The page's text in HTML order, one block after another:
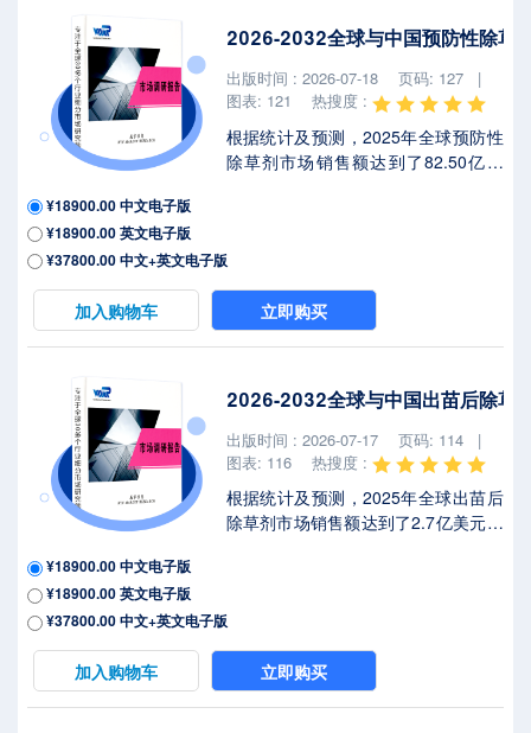
著不确定性，本报告将深入解析最新
关税调整及各国应对战略对杂草预防
剂市场竞争态势、区域经济联动及供
应链重构的潜在影响。2025年全球杂
草预防剂年...
2026-2032全球与中国预防性除草
出版时间 : 2026-07-18
页码: 127 |
图表: 121
热搜度 :
根据统计及预测，2025年全球预防性
除草剂市场销售额达到了82.50亿美
看，中国市场在过去几年变化较快，
2025年市场规模为 百万美元，约占全
球的 %，预计2032年将达到 百万美
元，届时全球占比将达到 %。2025年
著不确定性，本报告将深入解析最新
关税调整及各国应对战略对预防性除
草剂市场竞争态势、区域经济联动及
供应链重构的潜在影响。2025年全球
预防性除...
¥18900.00 中文电子版
¥18900.00 英文电子版
¥37800.00 中文+英文电子版
加入购物车 立即购买
2026-2032全球与中国出苗后除草
出版时间 : 2026-07-17
页码: 114 |
图表: 116
热搜度 :
根据统计及预测，2025年全球出苗后
除草剂市场销售额达到了2.7亿美元，
过去几年变化较快，2025年市场规模
为 百万美元，约占全球的 %，预计
2032年将达到 百万美元，届时全球占
比将达到 %。2025年美国关税政策为
¥18900.00 中文电子版
¥18900.00 英文电子版
¥37800.00 中文+英文电子版
加入购物车 立即购买